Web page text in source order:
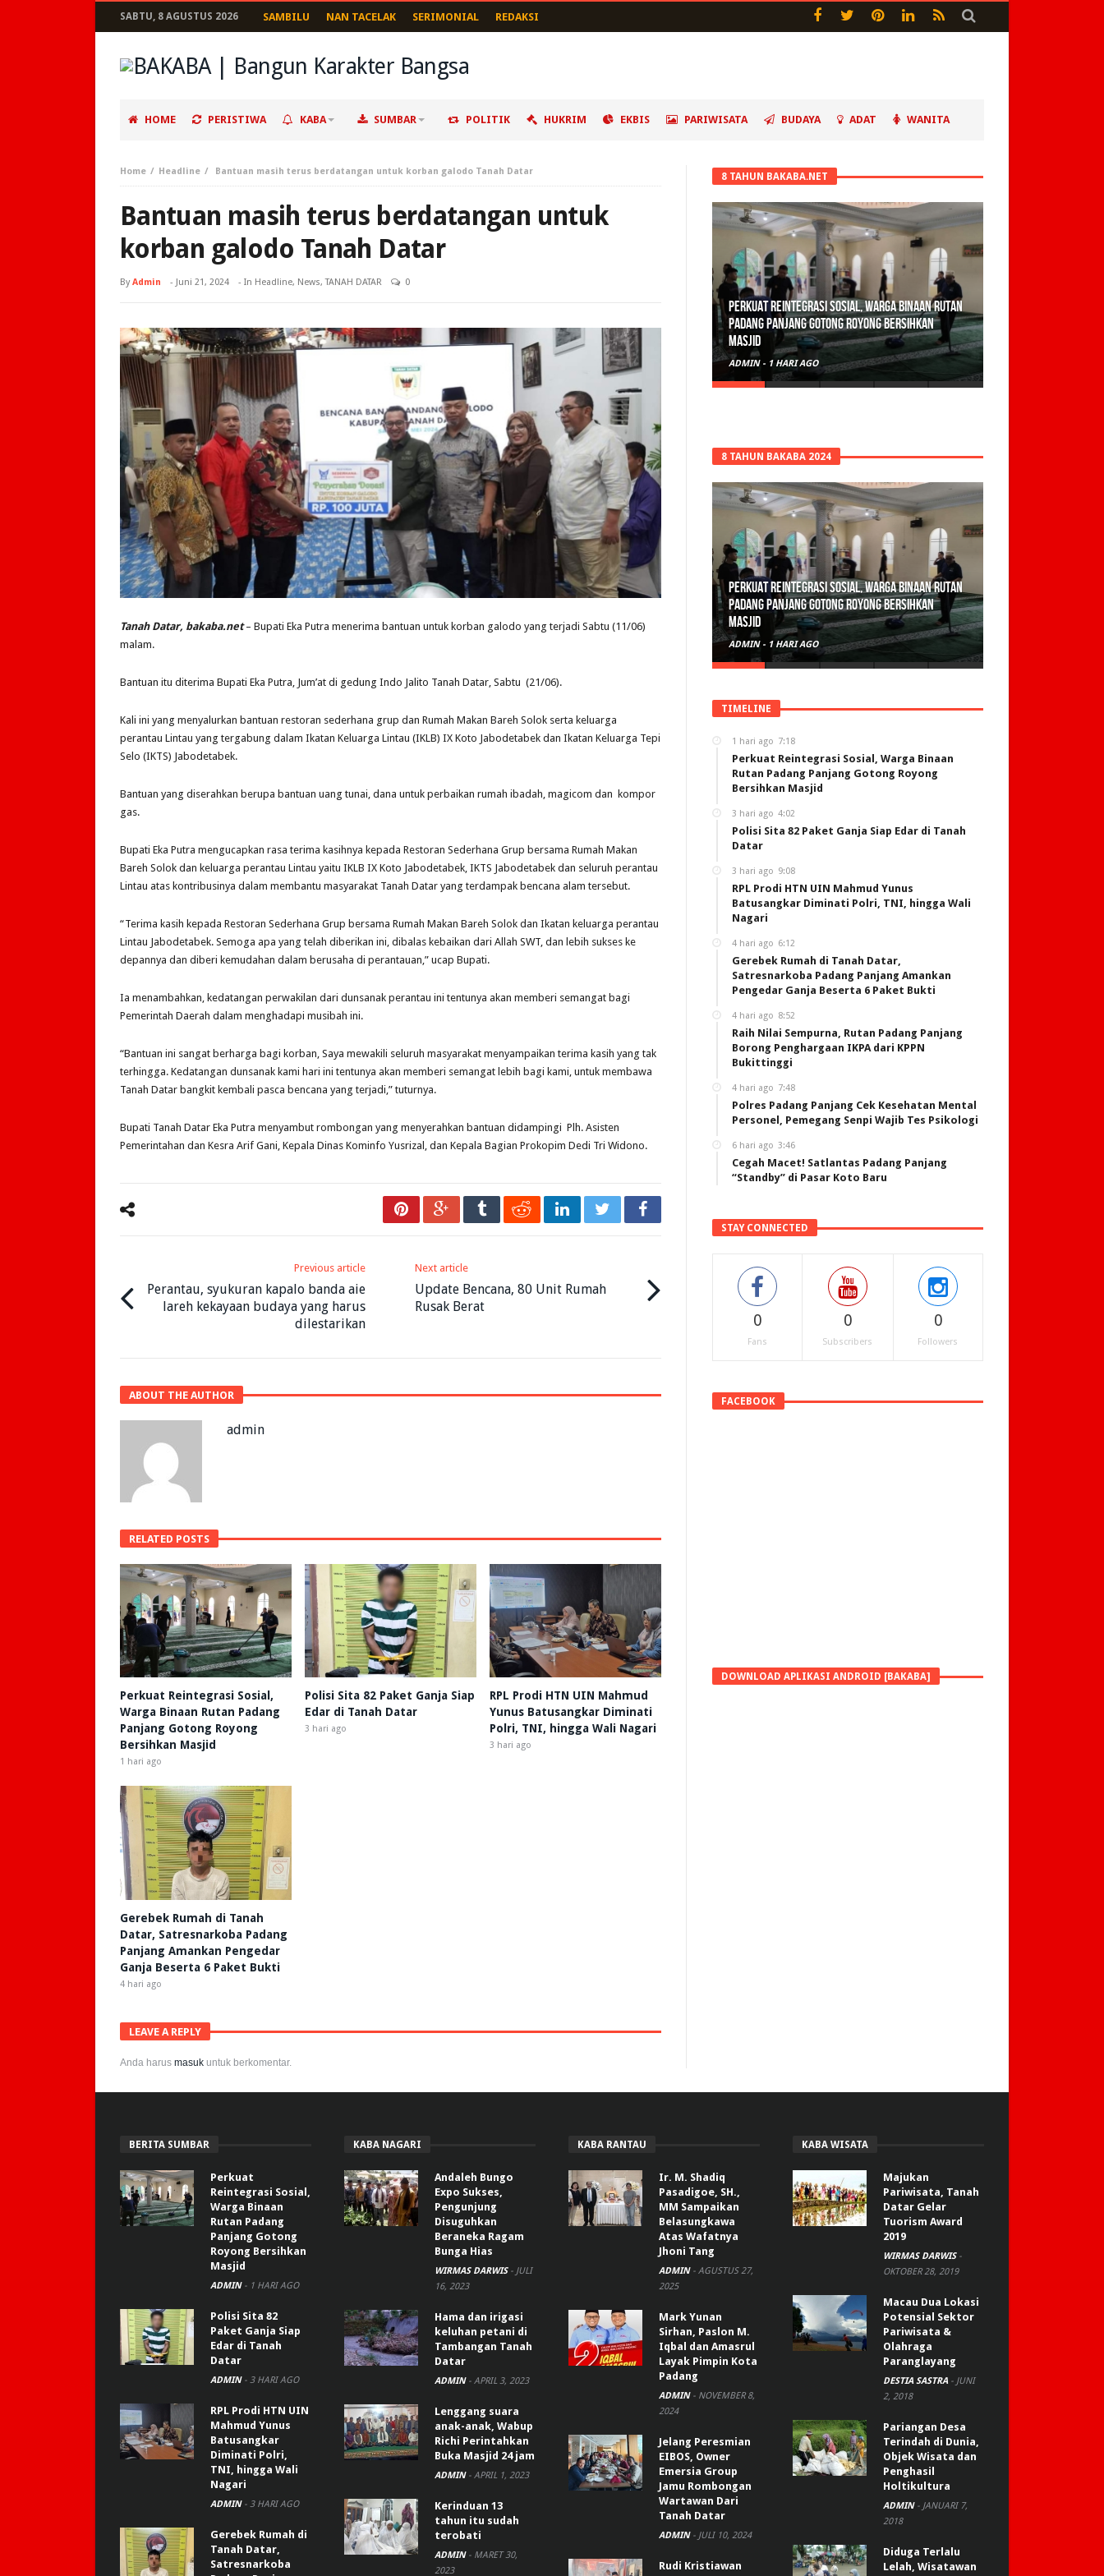
SABTU, 8 AGUSTUS 2026 SAMBILU NAN TACELAK SERIMONIAL REDAKSI
HOME PERISTIWA KABA SUMBAR POLITIK HUKRIM EKBIS PARIWISATA BUDAYA ADAT WANITA
Home Headline Bantuan masih terus berdatangan untuk korban galodo Tanah Datar
Bantuan masih terus berdatangan untuk
korban galodo Tanah Datar
ByAdmin - Juni 21, 2024 - In Headline, News,TANAH DATAR 0
Tanah Datar, bakaba.net– Bupati Eka Putra menerima bantuan untuk korban galodo yang terjadi Sabtu (11/06)
malam.
Bantuan itu diterima Bupati Eka Putra, Jum’at di gedung Indo Jalito Tanah Datar, Sabtu (21/06).
Kali ini yang menyalurkan bantuan restoran sederhana grup dan Rumah Makan Bareh Solok serta keluarga
perantau Lintau yang tergabung dalam Ikatan Keluarga Lintau (IKLB) IX Koto Jabodetabek dan Ikatan Keluarga Tepi
Selo (IKTS) Jabodetabek.
Bantuan yang diserahkan berupa bantuan uang tunai, dana untuk perbaikan rumah ibadah, magicom dan kompor
gas.
Bupati Eka Putra mengucapkan rasa terima kasihnya kepada Restoran Sederhana Grup bersama Rumah Makan
Bareh Solok dan keluarga perantau Lintau yaitu IKLB IX Koto Jabodetabek, IKTS Jabodetabek dan seluruh perantau
Lintau atas kontribusinya dalam membantu masyarakat Tanah Datar yang terdampak bencana alam tersebut.
“Terima kasih kepada Restoran Sederhana Grup bersama Rumah Makan Bareh Solok dan Ikatan keluarga perantau
Lintau Jabodetabek. Semoga apa yang telah diberikan ini, dibalas kebaikan dari Allah SWT, dan lebih sukses ke
depannya dan diberi kemudahan dalam berusaha di perantauan,” ucap Bupati.
Ia menambahkan, kedatangan perwakilan dari dunsanak perantau ini tentunya akan memberi semangat bagi
Pemerintah Daerah dalam menghadapi musibah ini.
“Bantuan ini sangat berharga bagi korban, Saya mewakili seluruh masyarakat menyampaikan terima kasih yang tak
terhingga. Kedatangan dunsanak kami hari ini tentunya akan memberi semangat lebih bagi kami, untuk membawa
Tanah Datar bangkit kembali pasca bencana yang terjadi,” tuturnya.
Bupati Tanah Datar Eka Putra menyambut rombongan yang menyerahkan bantuan didampingi Plh. Asisten
Pemerintahan dan Kesra Arif Gani, Kepala Dinas Kominfo Yusrizal, dan Kepala Bagian Prokopim Dedi Tri Widono.
Previous article
Perantau, syukuran kapalo banda aie
lareh kekayaan budaya yang harus
dilestarikan
Next article
Update Bencana, 80 Unit Rumah
Rusak Berat
ABOUT THE AUTHOR
admin
RELATED POSTS
Perkuat Reintegrasi Sosial,
Warga Binaan Rutan Padang
Panjang Gotong Royong
Bersihkan Masjid
1 hari ago
Polisi Sita 82 Paket Ganja Siap
Edar di Tanah Datar
3 hari ago
RPL Prodi HTN UIN Mahmud
Yunus Batusangkar Diminati
Polri, TNI, hingga Wali Nagari
3 hari ago
Gerebek Rumah di Tanah
Datar, Satresnarkoba Padang
Panjang Amankan Pengedar
Ganja Beserta 6 Paket Bukti
4 hari ago
LEAVE A REPLY
Anda harus masuk untuk berkomentar.
8 TAHUN BAKABA.NET
Perkuat Reintegrasi Sosial, Warga Binaan Rutan
Padang Panjang Gotong Royong Bersihkan
Masjid
ADMIN - 1 HARI AGO
8 TAHUN BAKABA 2024
Perkuat Reintegrasi Sosial, Warga Binaan Rutan
Padang Panjang Gotong Royong Bersihkan
Masjid
ADMIN - 1 HARI AGO
TIMELINE
1 hari ago 7:18
Perkuat Reintegrasi Sosial, Warga Binaan
Rutan Padang Panjang Gotong Royong
Bersihkan Masjid
3 hari ago 4:02
Polisi Sita 82 Paket Ganja Siap Edar di Tanah
Datar
3 hari ago 9:08
RPL Prodi HTN UIN Mahmud Yunus
Batusangkar Diminati Polri, TNI, hingga Wali
Nagari
4 hari ago 6:12
Gerebek Rumah di Tanah Datar,
Satresnarkoba Padang Panjang Amankan
Pengedar Ganja Beserta 6 Paket Bukti
4 hari ago 8:52
Raih Nilai Sempurna, Rutan Padang Panjang
Borong Penghargaan IKPA dari KPPN
Bukittinggi
4 hari ago 7:48
Polres Padang Panjang Cek Kesehatan Mental
Personel, Pemegang Senpi Wajib Tes Psikologi
6 hari ago 3:46
Cegah Macet! Satlantas Padang Panjang
“Standby” di Pasar Koto Baru
STAY CONNECTED
0
Fans
0
Subscribers
0
Followers
FACEBOOK
DOWNLOAD APLIKASI ANDROID [BAKABA]
BERITA SUMBAR
Perkuat
Reintegrasi Sosial,
Warga Binaan
Rutan Padang
Panjang Gotong
Royong Bersihkan
Masjid
ADMIN - 1 HARI AGO
Polisi Sita 82
Paket Ganja Siap
Edar di Tanah
Datar
ADMIN - 3 HARI AGO
RPL Prodi HTN UIN
Mahmud Yunus
Batusangkar
Diminati Polri,
TNI, hingga Wali
Nagari
ADMIN - 3 HARI AGO
Gerebek Rumah di
Tanah Datar,
Satresnarkoba
KABA NAGARI
Andaleh Bungo
Expo Sukses,
Pengunjung
Disuguhkan
Beraneka Ragam
Bunga Hias
WIRMAS DARWIS - JULI
16, 2023
Hama dan irigasi
keluhan petani di
Tambangan Tanah
Datar
ADMIN - APRIL 3, 2023
Lenggang suara
anak-anak, Wabup
Richi Perintahkan
Buka Masjid 24 jam
ADMIN - APRIL 1, 2023
Kerinduan 13
tahun itu sudah
terobati
ADMIN - MARET 30,
2023
KABA RANTAU
Ir. M. Shadiq
Pasadigoe, SH.,
MM Sampaikan
Belasungkawa
Atas Wafatnya
Jhoni Tang
ADMIN - AGUSTUS 27,
2025
Mark Yunan
Sirhan, Paslon M.
Iqbal dan Amasrul
Layak Pimpin Kota
Padang
ADMIN - NOVEMBER 8,
2024
Jelang Peresmian
EIBOS, Owner
Emersia Group
Jamu Rombongan
Wartawan Dari
Tanah Datar
ADMIN - JULI 10, 2024
Rudi Kristiawan
KABA WISATA
Majukan
Pariwisata, Tanah
Datar Gelar
Tuorism Award
2019
WIRMAS DARWIS -
OKTOBER 28, 2019
Macau Dua Lokasi
Potensial Sektor
Pariwisata &
Olahraga
Paranglayang
DESTIA SASTRA - JUNI
2, 2018
Pariangan Desa
Terindah di Dunia,
Objek Wisata dan
Penghasil
Holtikultura
ADMIN - JANUARI 7,
2018
Diduga Terlalu
Lelah, Wisatawan